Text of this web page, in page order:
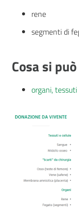
rene
segmenti di
Cosa si
organi,